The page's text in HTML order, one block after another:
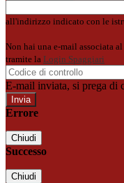
all'indirizzo indicato con le
Non hai una e-mail associata
tramite la Login Spaggiari
E-mail inviata, si prega di
Errore
Chiudi
Successo
Chiudi